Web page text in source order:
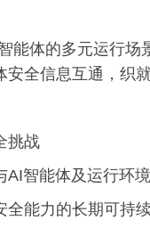
能体的多元运行场
全信息互通，织
挑战
智能体及运行环
能力的长期可持